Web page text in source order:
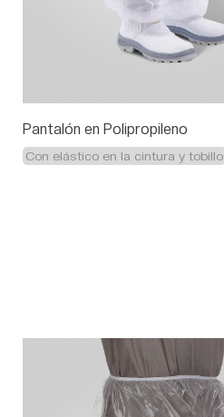
Pantalón en Polipropileno
Con elástico en la cintura y tobillo